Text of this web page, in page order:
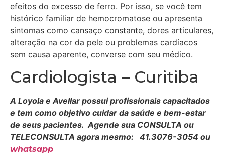
efeitos do excesso de ferro. Por isso, se você tem
histórico familiar de hemocromatose ou apresenta
sintomas como cansaço constante, dores articulares,
alteração na cor da pele ou problemas cardíacos
sem causa aparente, converse com seu médico.
Cardiologista – Curitiba
A Loyola e Avellar possui profissionais capacitados
e tem como objetivo cuidar da saúde e bem-estar
de seus pacientes. Agende sua CONSULTA ou
TELECONSULTA agora mesmo: 41.3076-3054 ou
whatsapp